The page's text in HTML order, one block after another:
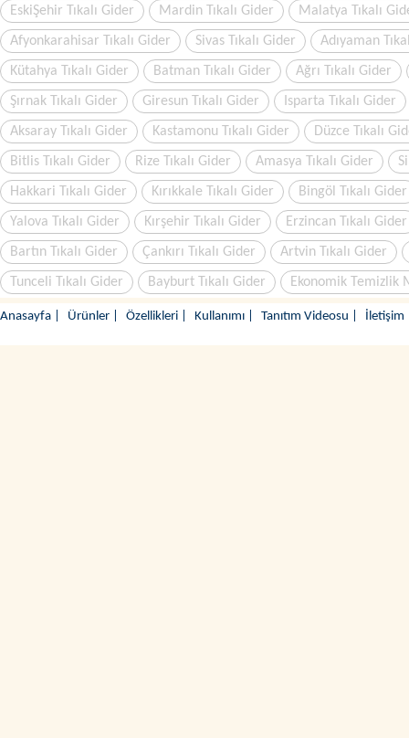
EskiŞehir Tıkalı Gider Mardin Tıkalı Gider Malatya Tıkalı
Afyonkarahisar Tıkalı Gider Sivas Tıkalı Gider Adıyaman
Kütahya Tıkalı Gider Batman Tıkalı Gider Ağrı Tıkalı Gider
Şırnak Tıkalı Gider Giresun Tıkalı Gider Isparta Tıkalı Gider
Aksaray Tıkalı Gider Kastamonu Tıkalı Gider Düzce Tıkalı
Bitlis Tıkalı Gider Rize Tıkalı Gider Amasya Tıkalı Gider
Hakkari Tıkalı Gider Kırıkkale Tıkalı Gider Bingöl Tıkalı Gider
Yalova Tıkalı Gider Kırşehir Tıkalı Gider Erzincan Tıkalı Gider
Bartın Tıkalı Gider Çankırı Tıkalı Gider Artvin Tıkalı Gider
Tunceli Tıkalı Gider Bayburt Tıkalı Gider Ekonomik Temizlik
Anasayfa Ürünler Özellikleri Kullanımı Tanıtım Videosu İletişim